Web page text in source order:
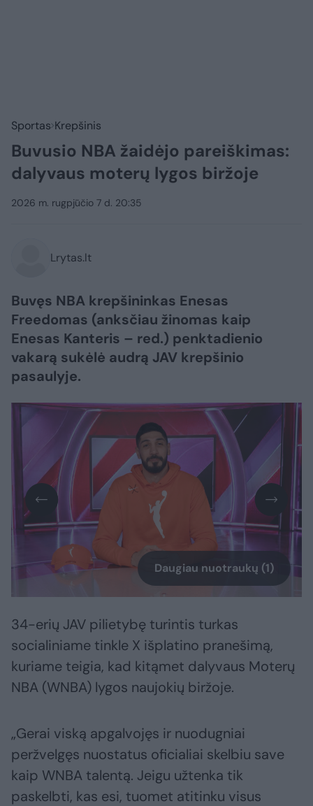
Sportas Krepšinis
Buvusio NBA žaidėjo pareiškimas:
dalyvaus moterų lygos biržoje
2026 m. rugpjūčio 7 d. 20:35
Lrytas.lt
Buvęs NBA krepšininkas Enesas
Freedomas (anksčiau žinomas kaip
Enesas Kanteris – red.) penktadienio
vakarą sukėlė audrą JAV krepšinio
pasaulyje.
Daugiau nuotraukų (1)
34-erių JAV pilietybę turintis turkas
socialiniame tinkle X išplatino pranešimą,
kuriame teigia, kad kitąmet dalyvaus Moterų
NBA (WNBA) lygos naujokių biržoje.
„Gerai viską apgalvojęs ir nuodugniai
peržvelgęs nuostatus oficialiai skelbiu save
kaip WNBA talentą. Jeigu užtenka tik
paskelbti, kas esi, tuomet atitinku visus